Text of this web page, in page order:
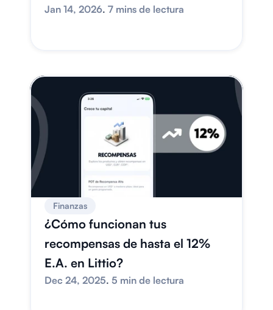
Jan 14, 2026. 7 mins de lectura
Finanzas
¿Cómo funcionan tus
recompensas de hasta el 12%
E.A. en Littio?
Dec 24, 2025. 5 min de lectura